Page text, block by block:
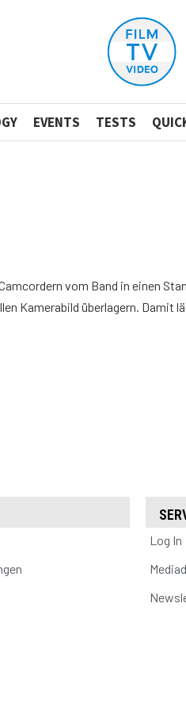
EVENTS TESTS
vom Band in einen
Kamerabild überlagern. Damit
Log In